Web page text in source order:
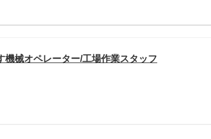
械オペレーター/工場作業スタッフ